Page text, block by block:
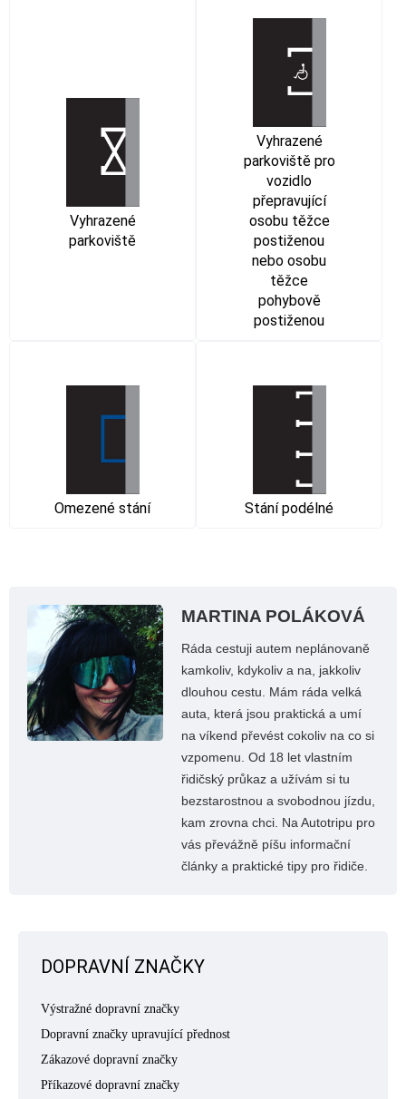
Vyhrazené
parkoviště
Vyhrazené
parkoviště pro
vozidlo
přepravující
osobu těžce
postiženou
nebo osobu
těžce
pohybově
postiženou
Omezené stání Stání podélné
MARTINA POLÁKOVÁ
Ráda cestuji autem neplánovaně
kamkoliv, kdykoliv a na, jakkoliv
dlouhou cestu. Mám ráda velká
auta, která jsou praktická a umí
na víkend převést cokoliv na co si
vzpomenu. Od 18 let vlastním
řidičský průkaz a užívám si tu
bezstarostnou a svobodnou jízdu,
kam zrovna chci. Na Autotripu pro
vás převážně píšu informační
články a praktické tipy pro řidiče.
DOPRAVNÍ ZNAČKY
Výstražné dopravní značky
Dopravní značky upravující přednost
Zákazové dopravní značky
Příkazové dopravní značky